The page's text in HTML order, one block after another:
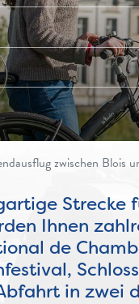
zwischen Blois
Strecke
Ihnen
de
in zwei